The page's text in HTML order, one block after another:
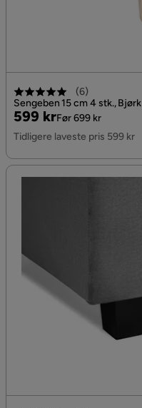
(6)
Sengeben 15 cm 4 stk., Bjørk
Pris
599 kr
Original
Pris
Før 699 kr
Tidligere laveste pris 599 kr